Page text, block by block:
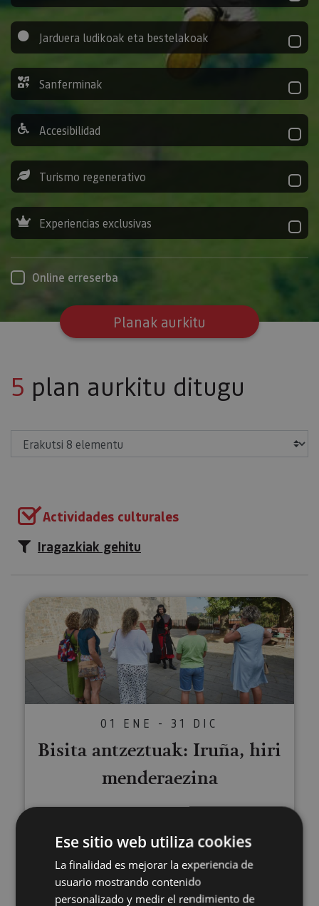
Jarduera ludikoak eta bestelakoak
Sanferminak
Accesibilidad
Turismo regenerativo
Experiencias exclusivas
Online erreserba
Planak aurkitu
5 plan aurkitu ditugu
Actividades culturales
Iragazkiak gehitu
Bisita antzeztuak: Iruña, hiri
01 ENE - 31 DIC
Bisita antzeztuak: Iruña, hiri
menderaezina
Pamplona, Camino de Santiago
Bisita antzeztuak Erriberriko
Ese sitio web utiliza cookies
La finalidad es mejorar la experiencia de
usuario mostrando contenido
personalizado y medir el rendimiento de